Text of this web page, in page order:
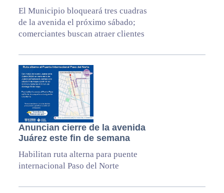
El Municipio bloqueará tres cuadras
de la avenida el próximo sábado;
comerciantes buscan atraer clientes
Anuncian cierre de la avenida
Juárez este fin de semana
Habilitan ruta alterna para puente
internacional Paso del Norte